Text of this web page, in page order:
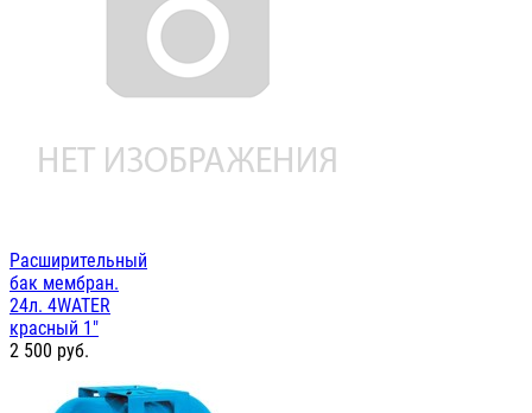
Расширительный
бак мембран.
24л. 4WATER
красный 1"
2 500 руб.